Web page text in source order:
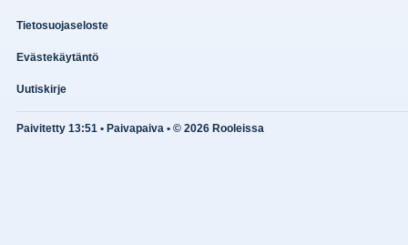
Tietosuojaseloste
Evästekäytäntö
Uutiskirje
Paivitetty 13:51 • Paivapaiva • © 2026 Rooleissa